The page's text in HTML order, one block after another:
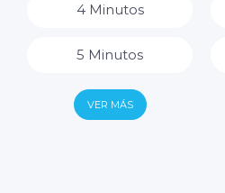
4 Minutos
5 Minutos
6 Minutos
VER MÁS